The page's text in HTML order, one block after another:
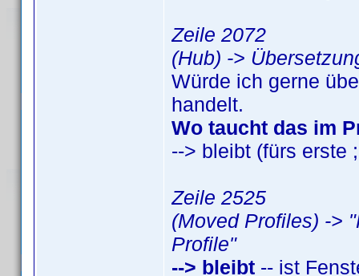
Zeile 2072
(Hub) ->
Würde ich gerne
handelt.
Wo taucht das im
--> bleibt (fürs erste
Zeile 2525
(Moved Profiles) ->
Profile"
--> bleibt -- ist